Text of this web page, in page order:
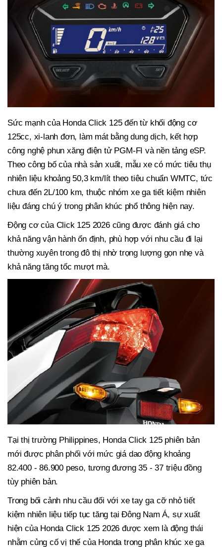
Sức mạnh của Honda Click 125 đến từ khối động cơ
125cc, xi-lanh đơn, làm mát bằng dung dịch, kết hợp
công nghệ phun xăng điện tử PGM-FI và nền tảng eSP.
Theo công bố của nhà sản xuất, mẫu xe có mức tiêu thụ
nhiên liệu khoảng 50,3 km/lít theo tiêu chuẩn WMTC, tức
chưa đến 2L/100 km, thuộc nhóm xe ga tiết kiệm nhiên
liệu đáng chú ý trong phân khúc phổ thông hiện nay.
Động cơ của Click 125 2026 cũng được đánh giá cho
khả năng vận hành ổn định, phù hợp với nhu cầu đi lại
thường xuyên trong đô thị nhờ trọng lượng gọn nhẹ và
khả năng tăng tốc mượt mà.
Tại thị trường Philippines, Honda Click 125 phiên bản
mới được phân phối với mức giá dao động khoảng
82.400 - 86.900 peso, tương đương 35 - 37 triệu đồng
tùy phiên bản.
Trong bối cảnh nhu cầu đối với xe tay ga cỡ nhỏ tiết
kiệm nhiên liệu tiếp tục tăng tại Đông Nam Á, sự xuất
hiện của Honda Click 125 2026 được xem là động thái
nhằm củng cố vị thế của Honda trong phân khúc xe ga